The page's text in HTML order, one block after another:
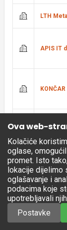
LTH
APIS IT
LUKA
ZUBAK
E.G.O.
Ova web-
Kolačiće
oglase,
promet. Isto
lokacije dijelimo
oglašavanje i
podacima koje
upotrebljavali
Postavke